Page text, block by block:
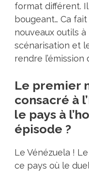
format différent.
bougeant… Ca
nouveaux outils
scénarisation et
rendre l’émission
Le premier
consacré à
le pays à
épisode ?
Le Vénézuela !
ce pays où le